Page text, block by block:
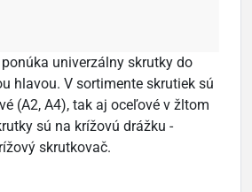
univerzálny skrutky do
hlavou. V sortimente skrutiek sú
(A2, A4), tak aj oceľové v žltom
sú na krížovú drážku -
skrutkovač.